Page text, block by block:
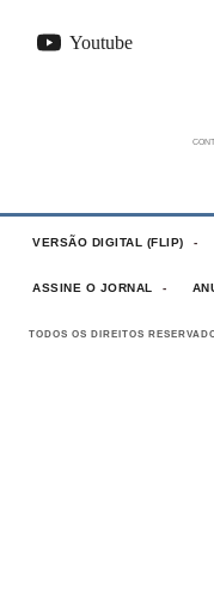
Youtube
VERSÃO DIGITAL (FLIP)
ASSINE O JORNAL
TODOS OS DIREITOS